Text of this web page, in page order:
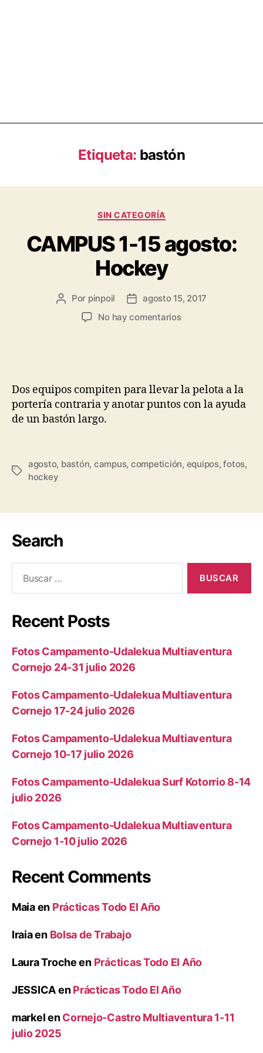
Etiqueta: bastón
SIN CATEGORÍA
CAMPUS 1-15 agosto:
Hockey
Por pinpoil
agosto 15, 2017
No hay comentarios
Dos equipos compiten para llevar la pelota a la
portería contraria y anotar puntos con la ayuda
de un bastón largo.
agosto, bastón, campus, competición, equipos,fotos,
hockey
Search
Recent Posts
Fotos Campamento-Udalekua Multiaventura
Cornejo 24-31 julio 2026
Fotos Campamento-Udalekua Multiaventura
Cornejo 17-24 julio 2026
Fotos Campamento-Udalekua Multiaventura
Cornejo 10-17 julio 2026
Fotos Campamento-Udalekua Surf Kotorrio 8-14
julio 2026
Fotos Campamento-Udalekua Multiaventura
Cornejo 1-10 julio 2026
Recent Comments
Maiaen Prácticas Todo El Año
Iraiaen Bolsa de Trabajo
Laura Trocheen Prácticas Todo El Año
JESSICAenPrácticas Todo El Año
markelenCornejo-Castro Multiaventura 1-11
julio 2025